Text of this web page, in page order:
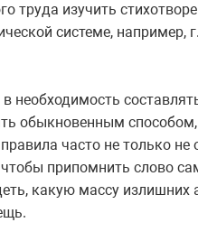
труда изучить
системе,
необходимость
обыкновенным
часто не только
припомнить слово
какую массу излишних